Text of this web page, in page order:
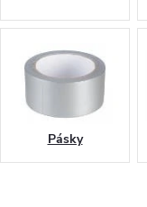
Pásky